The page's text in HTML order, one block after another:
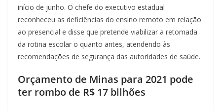
início de junho. O chefe do executivo estadual
reconheceu as deficiências do ensino remoto em relação
ao presencial e disse que pretende viabilizar a retomada
da rotina escolar o quanto antes, atendendo às
recomendações de segurança das autoridades de saúde.
Orçamento de Minas para 2021 pode
ter rombo de R$ 17 bilhões